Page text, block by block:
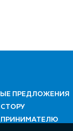
ПРЕДЛОЖЕНИЯ